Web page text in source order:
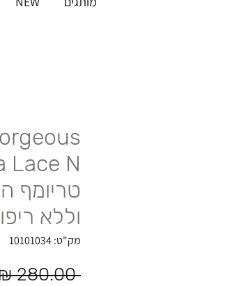
טריומף
וללא
מק"ט: 10101034
‏280.00 ‏₪